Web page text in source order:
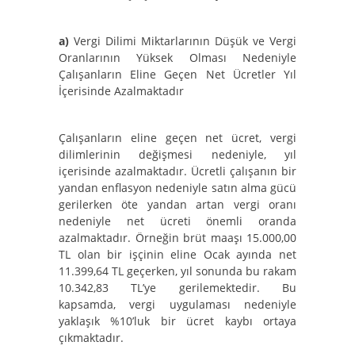
a) Vergi Dilimi Miktarlarının Düşük ve Vergi
Oranlarının Yüksek Olması Nedeniyle
Çalışanların Eline Geçen Net Ücretler Yıl
İçerisinde Azalmaktadır
Çalışanların eline geçen net ücret, vergi
dilimlerinin değişmesi nedeniyle, yıl
içerisinde azalmaktadır. Ücretli çalışanın bir
yandan enflasyon nedeniyle satın alma gücü
gerilerken öte yandan artan vergi oranı
nedeniyle net ücreti önemli oranda
azalmaktadır. Örneğin brüt maaşı 15.000,00
TL olan bir işçinin eline Ocak ayında net
11.399,64 TL geçerken, yıl sonunda bu rakam
10.342,83 TL’ye gerilemektedir. Bu
kapsamda, vergi uygulaması nedeniyle
yaklaşık %10’luk bir ücret kaybı ortaya
çıkmaktadır.